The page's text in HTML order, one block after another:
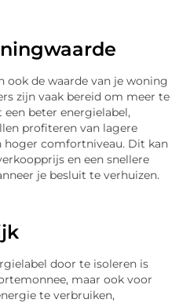
ook de waarde van je woning
zijn vaak bereid om meer te
beter energielabel,
profiteren van lagere
hoger comfortniveau. Dit kan
en een snellere
je besluit te verhuizen.
door te isoleren is
maar ook voor
te verbruiken,